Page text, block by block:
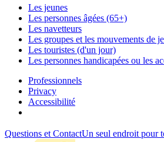
Les jeunes
Les personnes âgées (65+)
Les navetteurs
Les groupes et les mouvements de
Les touristes (d'un jour)
Les personnes handicapées ou les
Professionnels
Privacy
Accessibilité
Questions et ContactUn seul endroit pour